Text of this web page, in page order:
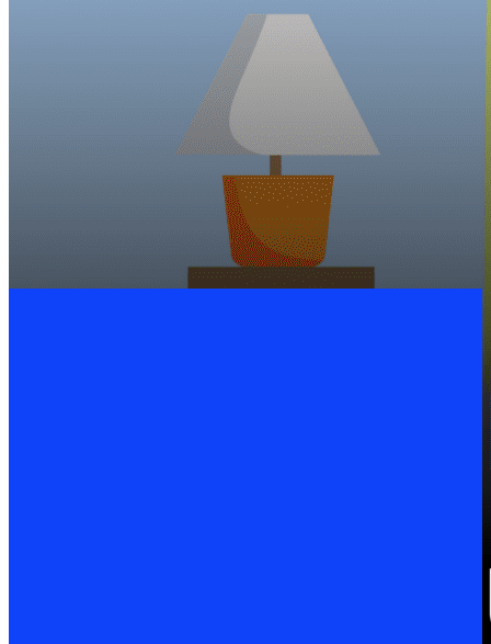
PDPA Privacy Management: พลิกการจัดการ Cookie & Consent สู่ความได้เปรียบทางธุรกิจ
OneFence
Romance Scam รักหลอกๆ ปอกลอกเสียหายพุ่งเป็นพันล้าน
เทคโนโลยีโรงแรมอัจฉริยะ อาจมาพร้อมความเสี่ยงด้านไซเบอร์